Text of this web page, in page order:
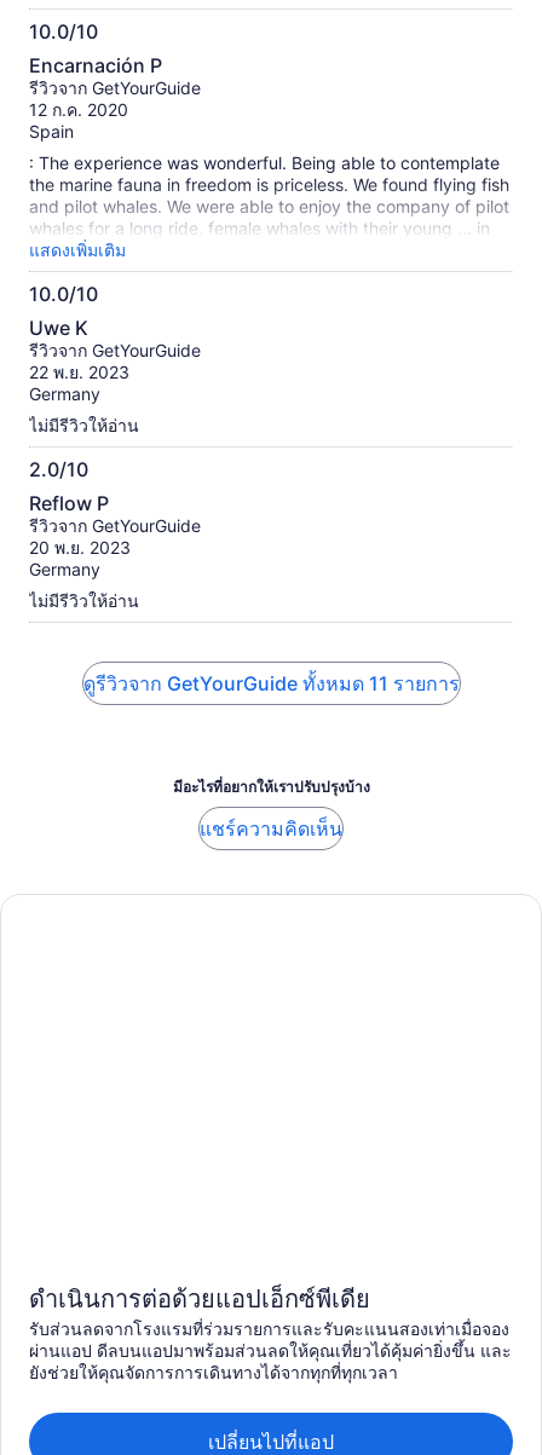
10.0/10
10.0
จาก
10
Encarnación P
รีวิวจาก GetYourGuide
12 ก.ค. 2020
Spain
: The experience was wonderful. Being able to contemplate
the marine fauna in freedom is priceless. We found flying fish
and pilot whales. We were able to enjoy the company of pilot
whales for a long ride, female whales with their young ... in
fact we saw a whale nursery. Captain Javier explained to us
how these cetaceans hunt squid, how they live .... it shows
that he enjoys his work .... and makes others enjoy.
แสดงเพิ่มเติม
10.0/10
10.0
จาก
10
Uwe K
รีวิวจาก GetYourGuide
22 พ.ย. 2023
Germany
ไม่มีรีวิวให้อ่าน
2.0/10
2.0
จาก
10
Reflow P
รีวิวจาก GetYourGuide
20 พ.ย. 2023
Germany
ไม่มีรีวิวให้อ่าน
ดูรีวิวจาก GetYourGuide ทั้งหมด 11 รายการ
มีอะไรที่อยากให้เราปรับปรุงบ้าง
แชร์ความคิดเห็น
ดำเนินการต่อด้วยแอปเอ็กซ์พีเดีย
รับส่วนลดจากโรงแรมที่ร่วมรายการและรับคะแนนสองเท่าเมื่อจอง
ผ่านแอป ดีลบนแอปมาพร้อมส่วนลดให้คุณเที่ยวได้คุ้มค่ายิ่งขึ้น และ
ยังช่วยให้คุณจัดการการเดินทางได้จากทุกที่ทุกเวลา
เปลี่ยนไปที่แอป